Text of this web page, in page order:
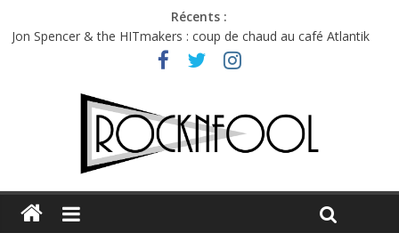
Récents :
Jon Spencer & the HITmakers : coup de chaud au café Atlantik
Hellfest 2026 vendredi : température et émotions en hausse
Hellfest 2026 jeudi : impossible de choisir entre chaleur et bonne
Première édition du Midgard Festival : entre bière, métal et
Charlie Puth à l’Olympia : la leçon de pop du Professeur Puth